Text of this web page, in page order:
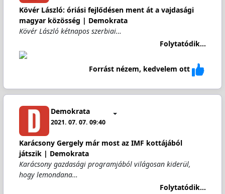
Kövér László: óriási fejlődésen ment át a vajdasági
magyar közösség | Demokrata
Kövér László kétnapos szerbiai…
Folytatódik...
Forrást nézem, kedvelem ott
Demokrata
2021. 07. 07. 09:40
Karácsony Gergely már most az IMF kottájából
játszik | Demokrata
Karácsony gazdasági programjából világosan kiderül,
hogy lemondana…
Folytatódik...